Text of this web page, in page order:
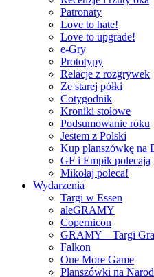
Patronaty
Love to hate!
Love to upgrade!
e-Gry
Prototypy
Relacje z rozgrywek
Ze starej półki
Cotygodnik
Kroniki stołowe
Podsumowanie roku
Jestem z Polski
Kup planszówkę na
GF i Empik polecają
Mikołaj poleca!
Wydarzenia
Targi w Essen
aleGRAMY
Copernicon
GRAMY – Targi
Falkon
One More Game
Planszówki na